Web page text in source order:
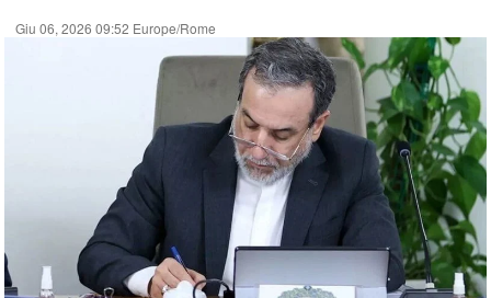
Giu 06, 2026 09:52 Europe/Rome